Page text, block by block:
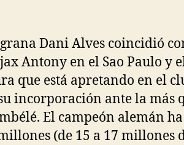
Dani Alves coincidió
Antony en el Sao Paulo y
que está apretando en el
incorporación ante la más
El campeón alemán
(de 15 a 17 millones